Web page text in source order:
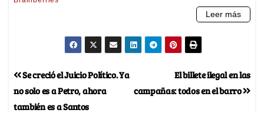
El billete ilegal en las
campañas: todos en el barro
Se creció el Juicio Político. Ya
no solo es a Petro, ahora
también es a Santos